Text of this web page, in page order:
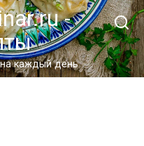
-
каждый день